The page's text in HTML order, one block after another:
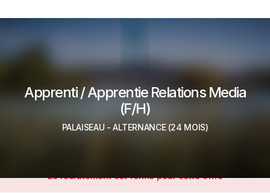
Apprenti / Apprentie Relations Media
(F/H)
PALAISEAU -ALTERNANCE(24 MOIS)
Le recrutement est fermé pour cette offre